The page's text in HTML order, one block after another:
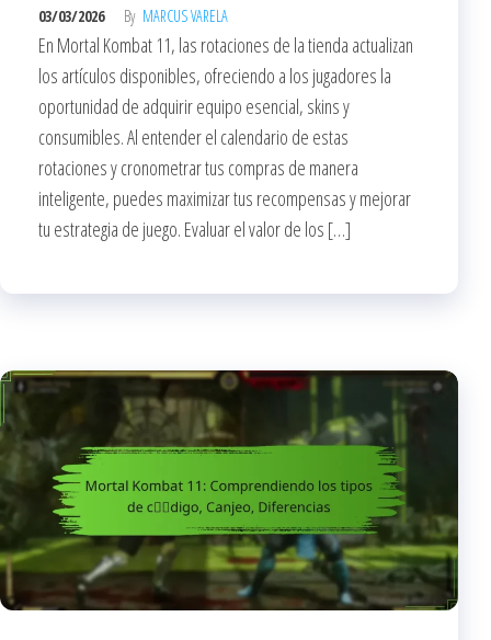
03/03/2026 By MARCUS VARELA
En Mortal Kombat 11, las rotaciones de la tienda actualizan
los artículos disponibles, ofreciendo a los jugadores la
oportunidad de adquirir equipo esencial, skins y
consumibles. Al entender el calendario de estas
rotaciones y cronometrar tus compras de manera
inteligente, puedes maximizar tus recompensas y mejorar
tu estrategia de juego. Evaluar el valor de los […]